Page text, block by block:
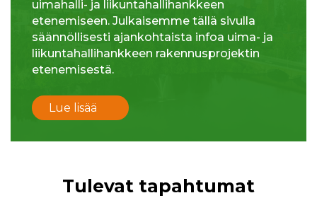
uimahalli- ja liikuntahallihankkeen
etenemiseen. Julkaisemme tällä sivulla
säännöllisesti ajankohtaista infoa uima- ja
liikuntahallihankkeen rakennusprojektin
etenemisestä.
Lue lisää
Tulevat tapahtumat